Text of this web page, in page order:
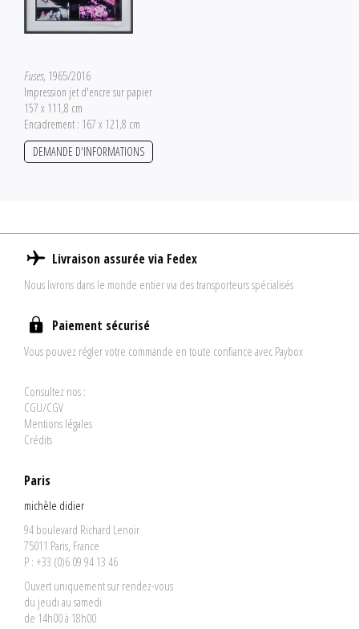
Fuses, 1965/2016
Impression jet d'encre sur papier
157 x 111,8 cm
Encadrement : 167 x 121,8 cm
DEMANDE D'INFORMATIONS
Livraison assurée via Fedex
Nous livrons dans le monde entier via des transporteurs spécialisés
Paiement sécurisé
Vous pouvez régler votre commande en toute confiance avec Paybox
Consultez nos :
CGU/CGV
Mentions légales
Crédits
Paris
michèle didier
94 boulevard Richard Lenoir
75011 Paris, France
P : +33 (0)6 09 94 13 46
Ouvert uniquement sur rendez-vous
du jeudi au samedi
de 14h00 à 18h00